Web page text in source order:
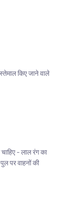
किए जाने वाले
- लाल रंग का
पर वाहनों की